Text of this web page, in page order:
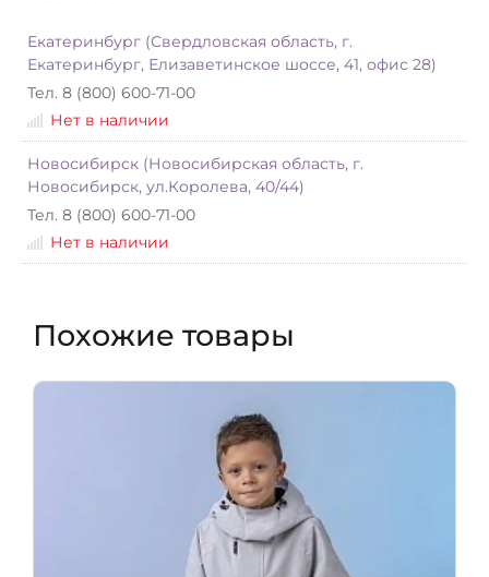
Екатеринбург (Свердловская область, г.
Екатеринбург, Елизаветинское шоссе, 41, офис 28)
Тел. 8 (800) 600-71-00
Нет в наличии
Новосибирск (Новосибирская область, г.
Новосибирск, ул.Королева, 40/44)
Тел. 8 (800) 600-71-00
Нет в наличии
Похожие товары